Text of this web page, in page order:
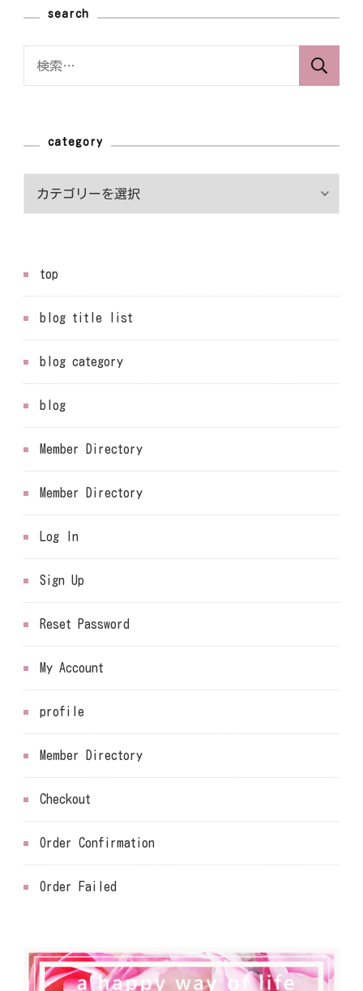
search
category
top
blog title list
blog category
blog
Member Directory
Member Directory
Log In
Sign Up
Reset Password
My Account
profile
Member Directory
Checkout
Order Confirmation
Order Failed